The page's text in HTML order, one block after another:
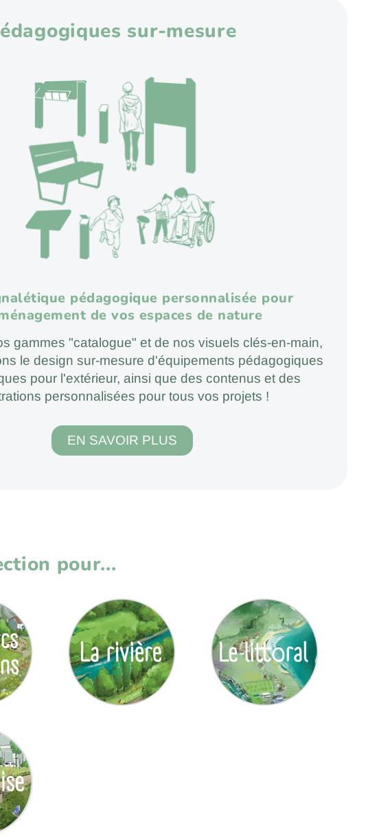
sur-mesure
pédagogique personnalisée pour
de vos espaces de nature
gammes "catalogue" et de nos visuels clés-en-main,
le design sur-mesure d'équipements pédagogiques
pour l'extérieur, ainsi que des contenus et des
personnalisées pour tous vos projets !
EN SAVOIR PLUS
pour...